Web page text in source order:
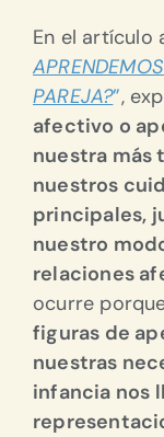
En el artículo
PAREJA?”,
afectivo o
nuestra más
nuestros
principales,
nuestro
relaciones
ocurre
figuras de
nuestras
infancia nos